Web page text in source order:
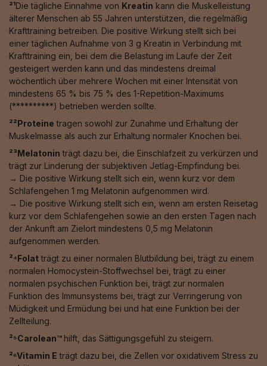
²¹Die tägliche Einnahme von Kreatin kann die Muskelleistung
älterer Menschen ab 55 Jahren unterstützen, die regelmäßig
Krafttraining betreiben. Die positive Wirkung stellt sich bei
einer täglichen Aufnahme von 3 g Kreatin in Verbindung mit
Krafttraining ein, bei dem die Belastung im Laufe der Zeit
gesteigert werden kann und das mindestens dreimal
wöchentlich über mehrere Wochen mit einer Intensität von
mindestens 65 % bis 75 % des 1-Repetition-Maximums
(**********) betrieben werden sollte.
²²Proteine tragen sowohl zur Zunahme und Erhaltung der
Muskelmasse als auch zur Erhaltung normaler Knochen bei.
²³Melatonin trägt dazu bei, die Einschlafzeit zu verkürzen und
trägt zur Linderung der subjektiven Jetlag-Empfindung bei.
→ Die positive Wirkung stellt sich ein, wenn kurz vor dem
Schlafengehen 1 mg Melatonin aufgenommen wird.
→ Die positive Wirkung stellt sich ein, wenn am ersten Reisetag
kurz vor dem Schlafengehen sowie an den ersten Tagen nach
der Ankunft am Zielort mindestens 0,5 mg Melatonin
aufgenommen werden.
²⁴Folatträgt zu einer normalen Blutbildung bei, trägt zu einem
normalen Homocystein-Stoffwechsel bei, trägt zu einer
normalen psychischen Funktion bei, trägt zur normalen
Funktion des Immunsystems bei, trägt zur Verringerung von
Müdigkeit und Ermüdung bei und hat eine Funktion bei der
Zellteilung.
²⁵Carolean™️ hilft, das Sättigungsgefühl zu steigern.
²⁶Vitamin E trägt dazu bei, die Zellen vor oxidativem Stress zu